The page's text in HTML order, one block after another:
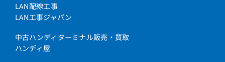
LAN配線工事
LAN工事ジャパン
中古ハンディターミナル販売・買取
ハンディ屋